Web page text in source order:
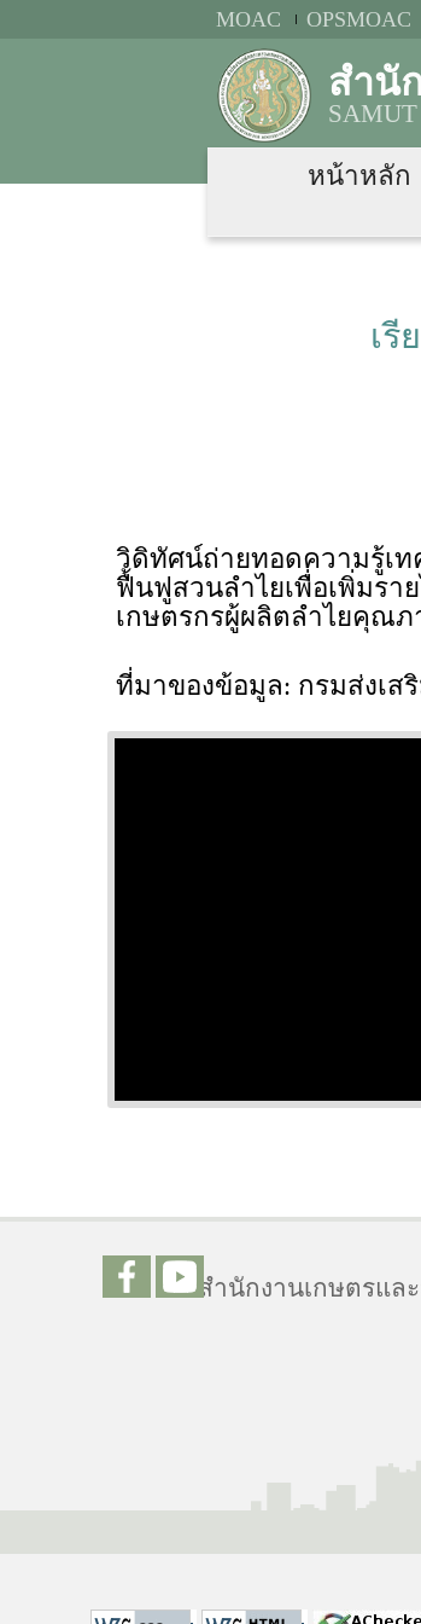
MOAC OPSMOAC
สำนั
หน้าหลัก
เ
วิดิทัศน์ถ่ายทอดความรู้เ
ฟื้นฟูสวนลำไยเพื่อเพิ่มรา
เกษตรกรผู้ผลิตลำไยคุณภ
ที่มาของข้อมูล: กรมส่งเส
สำนักงานเกษตรแล